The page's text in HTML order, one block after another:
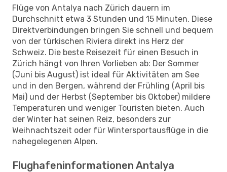
Flüge von Antalya nach Zürich dauern im
Durchschnitt etwa 3 Stunden und 15 Minuten. Diese
Direktverbindungen bringen Sie schnell und bequem
von der türkischen Riviera direkt ins Herz der
Schweiz. Die beste Reisezeit für einen Besuch in
Zürich hängt von Ihren Vorlieben ab: Der Sommer
(Juni bis August) ist ideal für Aktivitäten am See
und in den Bergen, während der Frühling (April bis
Mai) und der Herbst (September bis Oktober) mildere
Temperaturen und weniger Touristen bieten. Auch
der Winter hat seinen Reiz, besonders zur
Weihnachtszeit oder für Wintersportausflüge in die
nahegelegenen Alpen.
Flughafeninformationen Antalya